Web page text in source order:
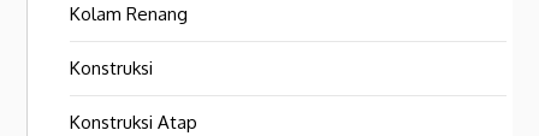
Kolam Renang
Konstruksi
Konstruksi Atap